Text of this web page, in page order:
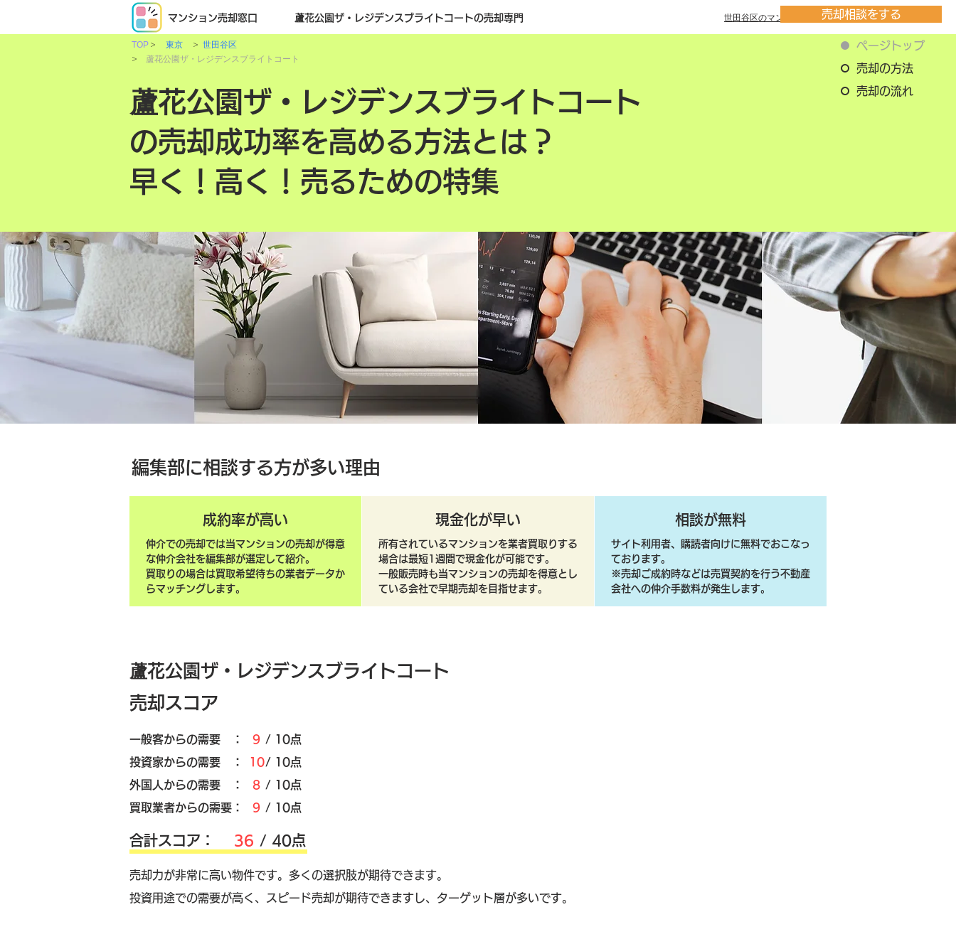
売却相談をする
ページトップ
売却の方法
売却の流れ
マンション売却窓口 蘆花公園ザ・レジデンスブライトコートの売却専門 世田谷区のマンション一覧
TOP > 東京 > 世田谷区
> 蘆花公園ザ・レジデンスブライトコート
蘆花公園ザ・レジデンスブライトコート
の売却成功率を高める方法とは？
早く！高く！売るための特集
編集部に相談する方が多い理由
成約率が高い
仲介での売却では当マンションの売却が得意
な仲介会社を編集部が選定して紹介。
買取りの場合は買取希望待ちの業者データか
らマッチングします。
現金化が早い
所有されているマンションを業者買取りする
場合は最短1週間で現金化が可能です。
一般販売時も当マンションの売却を得意とし
ている会社で早期売却を目指せます。
相談が無料
サイト利用者、購読者向けに無料でおこなっ
ております。
​※売却ご成約時などは売買契約を行う不動産
会社への仲介手数料が発生します。
蘆花公園ザ・レジデンスブライトコート
売却スコア
​一般客からの需要 ： 9 / 10点
​投資家からの需要 ：
10/ 10点
外国人からの需要 ：
8 / 10点
買取業者からの需要：
9 / 10点
​合計スコア： 36 / 40点
売却力が非常に高い物件です。多くの選択肢が期待できます。
投資用途での需要が高く、スピード売却が期待できますし、ターゲット層が多いです。